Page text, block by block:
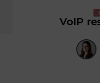
VoIP